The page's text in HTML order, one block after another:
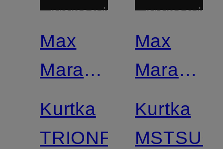
promocyjny
Max
Mara
STUDIO
Kurtka
TRIONFO
promocyjny
Max
Mara
STUDIO
Kurtka